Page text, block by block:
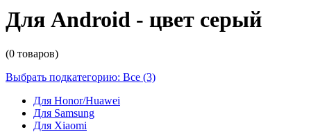
Для Android - цвет серый
(0 товаров)
Выбрать подкатегорию: Все (3)
Для Honor/Huawei
Для Samsung
Для Xiaomi